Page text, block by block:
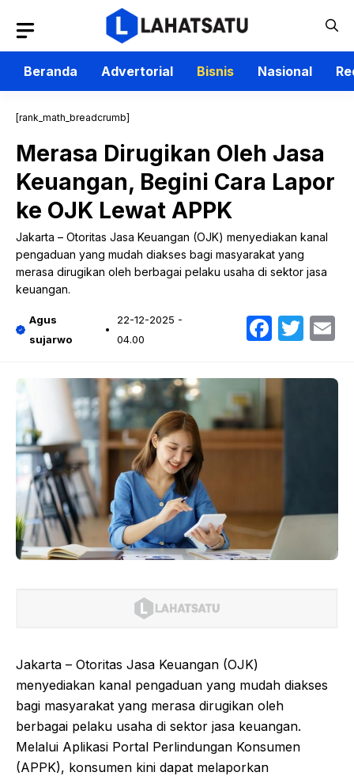
isi
Beranda
Advertorial Bisnis Nasional
[rank_math_breadcrumb]
Merasa Dirugikan Oleh Jasa
Keuangan, Begini Cara Lapor
ke OJK Lewat APPK
Jakarta – Otoritas Jasa Keuangan (OJK) menyediakan kanal
pengaduan yang mudah diakses bagi masyarakat yang
merasa dirugikan oleh berbagai pelaku usaha di sektor jasa
keuangan.
Agus
sujarwo
22-12-2025 -
04.00
Jakarta – Otoritas Jasa Keuangan (OJK)
menyediakan kanal pengaduan yang mudah diakses
bagi masyarakat yang merasa dirugikan oleh
berbagai pelaku usaha di sektor jasa keuangan.
Melalui Aplikasi Portal Perlindungan Konsumen
(APPK), konsumen kini dapat melaporkan